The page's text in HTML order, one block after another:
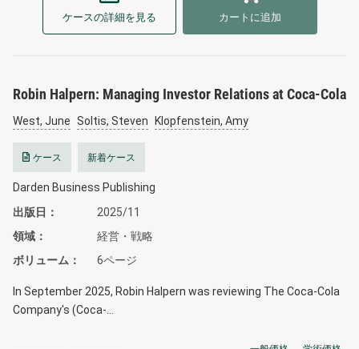
ケースの詳細を見る カートに追加
Robin Halpern: Managing Investor Relations at Coca-Cola
West, June Soltis, Steven Klopfenstein, Amy
ケース 新着ケース
Darden Business Publishing
出版日
2025/11
領域
経営・戦略
ボリューム
6ページ
In September 2025, Robin Halpern was reviewing The Coca-Cola
Company's (Coca-…